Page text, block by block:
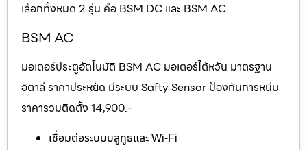
เลือกทั้งหมด 2 รุ่น คือ BSM DC และ BSM AC
BSM AC
มอเตอร์ประตูอัตโนมัติ BSM AC มอเตอร์ไต้หวัน มาตรฐาน
อิตาลี ราคาประหยัด มีระบบ Safty Sensor ป้องกันการหนีบ
ราคารวมติดตั้ง 14,900.-
เชื่อมต่อระบบบลูทูธและ Wi-Fi